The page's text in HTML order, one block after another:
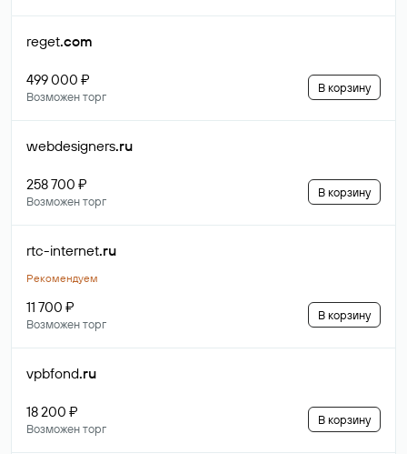
reget.com
499 000 ₽
Возможен торг
В корзину
webdesigners.ru
258 700 ₽
Возможен торг
В корзину
rtc-internet.ru
Рекомендуем
11 700 ₽
Возможен торг
В корзину
vpbfond.ru
18 200 ₽
Возможен торг
В корзину